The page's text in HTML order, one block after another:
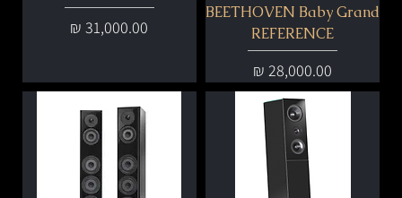
BEETHOVEN Baby Grand
REFERENCE
מחיר
מחיר